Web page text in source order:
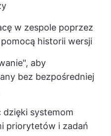
w zespole poprzez
historii wersji
aby
bez bezpośredniej
dzięki systemom
priorytetów i zadań